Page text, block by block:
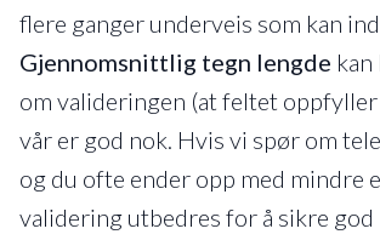
flere ganger underveis som kan
Gjennomsnittlig tegn lengde kan
om valideringen (at feltet
vår er god nok. Hvis vi spør om
og du ofte ender opp med mindre
validering utbedres for å sikre god